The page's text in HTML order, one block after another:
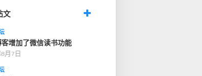
文
客增加了微信读书功能
月7日